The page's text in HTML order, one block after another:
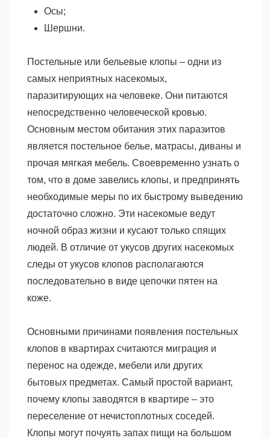
Осы;
Шершни.
Постельные или бельевые клопы – одни из
самых неприятных насекомых,
паразитирующих на человеке. Они питаются
непосредственно человеческой кровью.
Основным местом обитания этих паразитов
является постельное белье, матрасы, диваны и
прочая мягкая мебель. Своевременно узнать о
том, что в доме завелись клопы, и предпринять
необходимые меры по их быстрому выведению
достаточно сложно. Эти насекомые ведут
ночной образ жизни и кусают только спящих
людей. В отличие от укусов других насекомых
следы от укусов клопов располагаются
последовательно в виде цепочки пятен на
коже.
Основными причинами появления постельных
клопов в квартирах считаются миграция и
перенос на одежде, мебели или других
бытовых предметах. Самый простой вариант,
почему клопы заводятся в квартире – это
переселение от нечистоплотных соседей.
Клопы могут почуять запах пищи на большом